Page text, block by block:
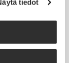
tiedot
hengellisessä